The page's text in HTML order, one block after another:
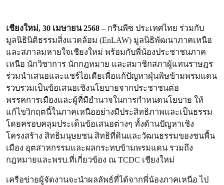
เชียงใหม่, 30 เมษายน 2568 – กรีนพีซ ประเทศไทย ร่วมกับ
มูลนิธินิติธรรมสิ่งแวดล้อม (EnLAW) มูลนิธิพัฒนาภาคเหนือ
และสภาลมหายใจเชียงใหม่ พร้อมกับพี่น้องประชาชนภาค
เหนือ นักวิชาการ นักกฎหมาย และสมาชิกสภาผู้แทนราษฎร
ร่วมนำเสนอและแชร์ไอเดียเพื่อแก้ปัญหาฝุ่นพิษข้ามพรมแดน
รวบรวมเป็นข้อเสนอเชิงนโยบายจากประชาชนต่อ
พรรคการเมืองและผู้ที่มีอำนาจในการกำหนดนโยบาย ให้
แก้ไขวิกฤตนี้ในภาคเหนืออย่างมีประสิทธิภาพและเป็นธรรม
โดยครอบคลุมประเด็นข้อเสนอต่างๆ ทั้งด้านปัญหาเชิง
โครงสร้าง สิทธิมนุษยชน สิทธิที่ดินและวัฒนธรรมของชนพื้น
เมือง อุตสาหกรรมและผลกระทบข้ามพรมแดน รวมถึง
กฎหมายและพรบ.ที่เกี่ยวข้อง ณ TCDC เชียงใหม่
เครือข่ายผู้จัดงานจะนำผลลัพธ์ที่ได้จากพี่น้องภาคเหนือ ไป